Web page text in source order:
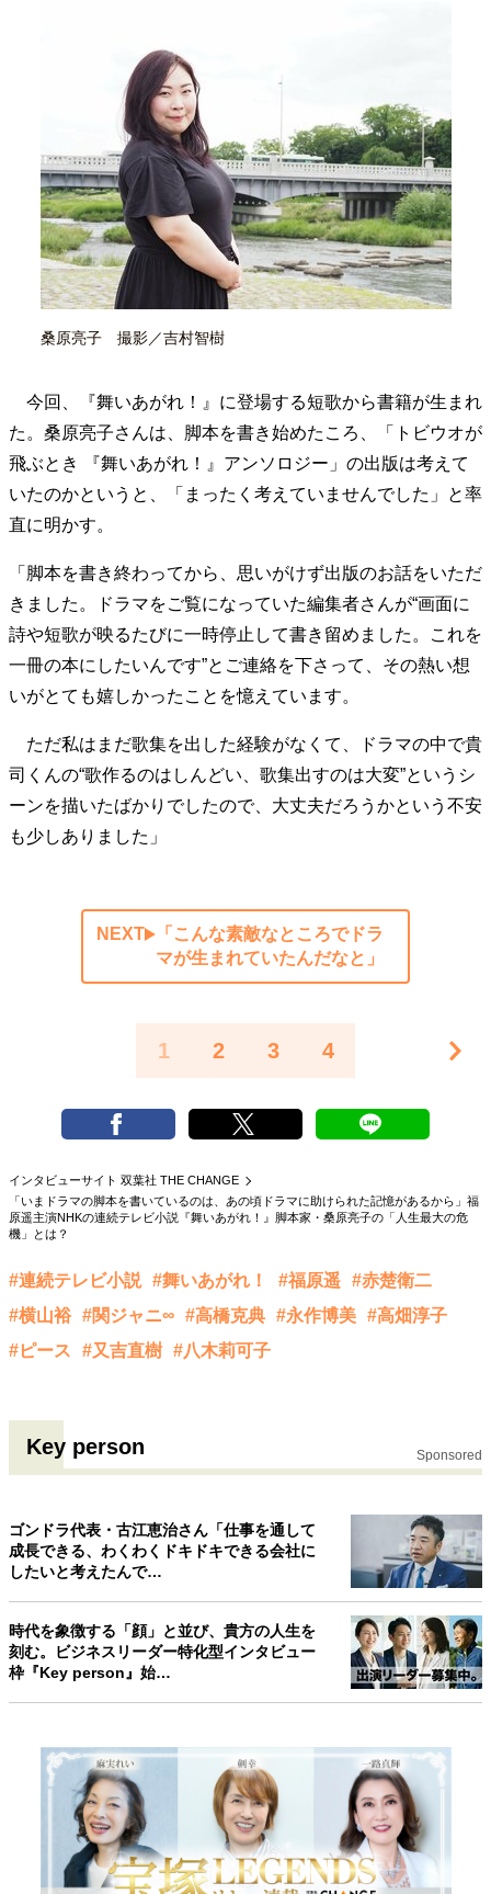
70代のグランドデザイン
社会・カルチャー・マネー
地域とつながる/お金との付き合い方
桑原亮子 撮影／吉村智樹
今回、『舞いあがれ！』に登場する短歌から書籍が生まれ
た。桑原亮子さんは、脚本を書き始めたころ、「トビウオが
飛ぶとき 『舞いあがれ！』アンソロジー」の出版は考えて
いたのかというと、「まったく考えていませんでした」と率
直に明かす。
「脚本を書き終わってから、思いがけず出版のお話をいただ
きました。ドラマをご覧になっていた編集者さんが“画面に
詩や短歌が映るたびに一時停止して書き留めました。これを
一冊の本にしたいんです”とご連絡を下さって、その熱い想
いがとても嬉しかったことを憶えています。
ただ私はまだ歌集を出した経験がなくて、ドラマの中で貴
司くんの“歌作るのはしんどい、歌集出すのは大変”というシ
ーンを描いたばかりでしたので、大丈夫だろうかという不安
も少しありました」
NEXT
「こんな素敵なところでドラ
マが生まれていたんだなと」
1 2 3 4
インタビューサイト 双葉社 THE CHANGE
「いまドラマの脚本を書いているのは、あの頃ドラマに助けられた記憶があるから」福
原遥主演NHKの連続テレビ小説『舞いあがれ！』脚本家・桑原亮子の「人生最大の危
機」とは？
#連続テレビ小説 #舞いあがれ！ #福原遥 #赤楚衛二
#横山裕 #関ジャニ∞ #高橋克典 #永作博美 #高畑淳子
#ピース
#又吉直樹 #八木莉可子
Key person Sponsored
ゴンドラ代表・古江恵治さん「仕事を通して
成長できる、わくわくドキドキできる会社に
したいと考えたんで…
時代を象徴する「顔」と並び、貴方の人生を
刻む。ビジネスリーダー特化型インタビュー
枠『Key person』始…